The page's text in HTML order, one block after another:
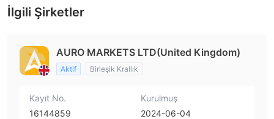
İlgili Şirketler
AURO MARKETS LTD(United Kingdom)
Aktif Birleşik Krallık
Kayıt No.
16144859
Kurulmuş
2024-06-04